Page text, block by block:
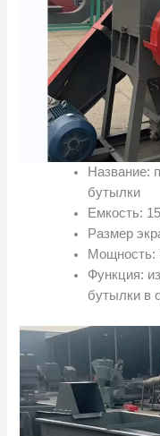
Название:
бутылки
Емкость:
Размер
Мощность:
Функция:
бутылки в